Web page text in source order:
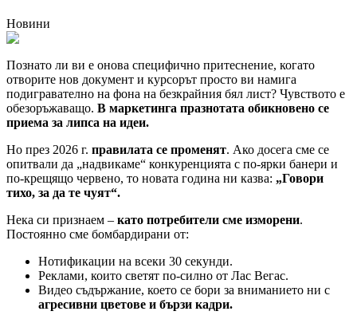
Новини
Познато ли ви е онова специфично притеснение, когато
отворите нов документ и курсорът просто ви намига
подигравателно на фона на безкрайния бял лист? Чувството е
обезоръжаващо. В маркетинга празнотата обикновено се
приема за липса на идеи.
Но през 2026 г. правилата се променят. Ако досега сме се
опитвали да „надвикаме“ конкуренцията с по-ярки банери и
по-крещящо червено, то новата година ни казва: „Говори
тихо, за да те чуят“.
Нека си признаем – като потребители сме изморени.
Постоянно сме бомбардирани от:
Нотификации на всеки 30 секунди.
Реклами, които светят по-силно от Лас Вегас.
Видеo съдържание, което се бори за вниманието ни с
агресивни цветове и бързи кадри.